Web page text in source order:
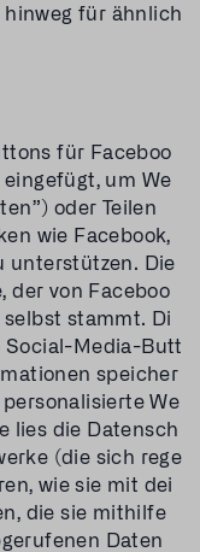
für ähnlich
für Faceboo
um We
oder Teilen
wie Facebook,
unterstützen. Die
der von Faceboo
stammt. Di
Social-Media-Butt
speicher
We
lies die Datensch
(die sich rege
wie sie mit dei
die sie mithilfe
Daten